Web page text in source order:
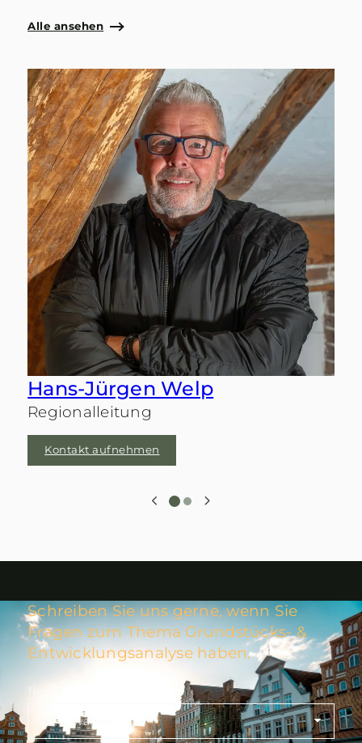
Alle ansehen
Hans-Jürgen Welp
Regionalleitung
Kontakt aufnehmen
Schreiben Sie uns gerne, wenn Sie
Fragen zum Thema Grundstücks- &
Entwicklungsanalyse haben.